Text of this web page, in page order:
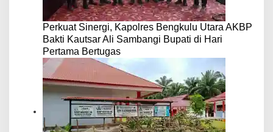
Perkuat Sinergi, Kapolres Bengkulu Utara AKBP
Bakti Kautsar Ali Sambangi Bupati di Hari
Pertama Bertugas